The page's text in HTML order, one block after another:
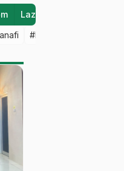
Laziz NU
#M Iqbal Dawami